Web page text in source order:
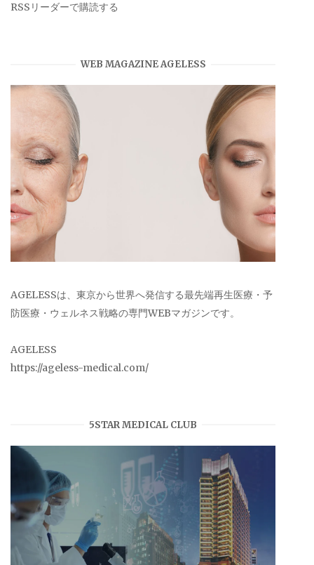
RSSリーダーで購読する
WEB MAGAZINE AGELESS
AGELESSは、東京から世界へ発信する最先端再生医療・予
防医療・ウェルネス戦略の専門WEBマガジンです。
AGELESS
https://ageless-medical.com/
5STAR MEDICAL CLUB